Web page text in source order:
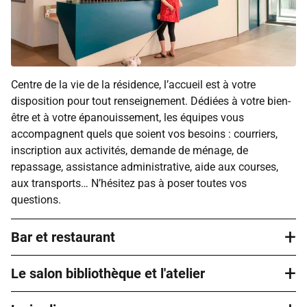
Centre de la vie de la résidence, l’accueil est à votre
disposition pour tout renseignement. Dédiées à votre bien-
être et à votre épanouissement, les équipes vous
accompagnent quels que soient vos besoins : courriers,
inscription aux activités, demande de ménage, de
repassage, assistance administrative, aide aux courses,
aux transports… N’hésitez pas à poser toutes vos
questions.
Bar et restaurant +
Le bar permet de partager un moment de détente
accompagné d’un café le matin ou après le déjeuner,
Le salon bibliothèque et l'atelier +